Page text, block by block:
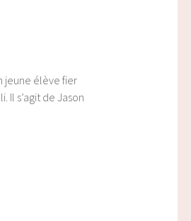
jeune élève fier
Il s’agit de Jason